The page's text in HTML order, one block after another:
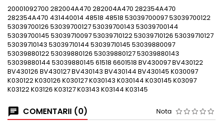
20001092700 282004A470 282004A470 282354A470
282354A470 431440014 48518 48518 53039700097 53039700122
53039700126 53039700127 53039700143 53039700144
53039700145 53039710097 53039710122 53039710126 53039710127
53039710143 53039710144 53039710145 53039880097
53039880122 53039880126 53039880127 53039880143
53039880144 53039880145 61518 6601518 BV430097 BV430122
BV430126 BV430127 BV430143 BV430144 BV430145 K030097
K030122 K030126 K030127 K030143 K030144 K030145 K03097
K03122 K03126 K03127 K03143 K03144 K03145
COMENTARII (0) Nota